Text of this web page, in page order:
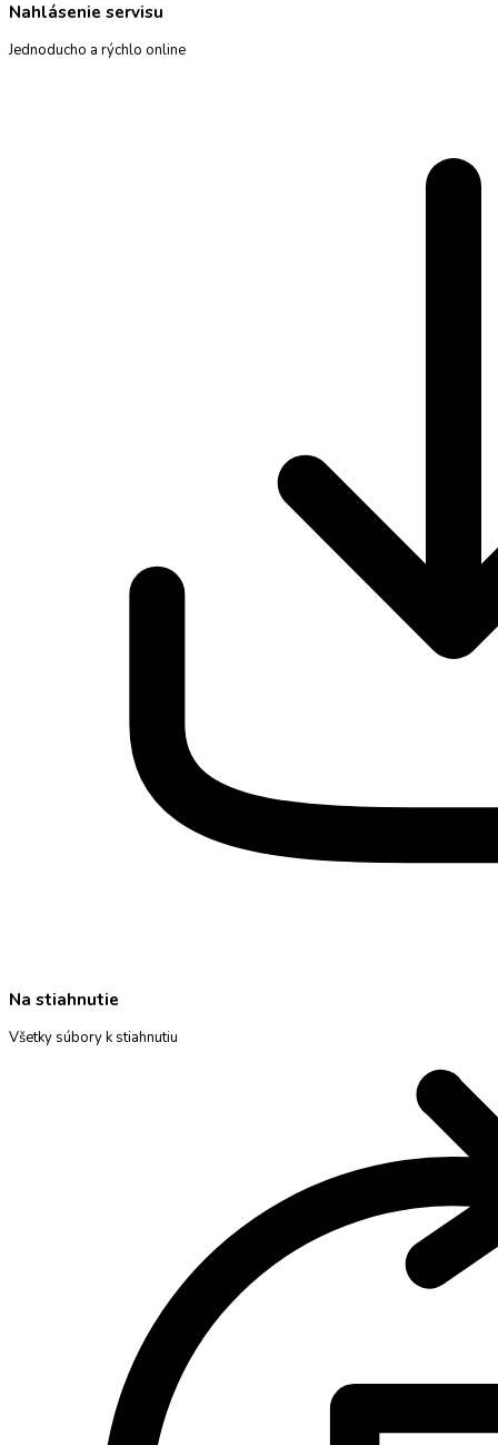
Nahlásenie servisu
Jednoducho a rýchlo online
Na stiahnutie
Všetky súbory k stiahnutiu